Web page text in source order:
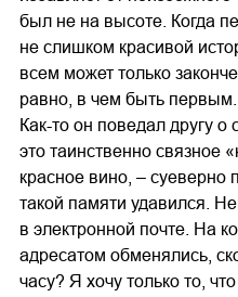
был не на высоте. Когда
не слишком красивой
всем может только
равно, в чем быть первым.
Как-то он поведал другу о
это таинственно связное
красное вино, – суеверно
такой памяти удавился.
в электронной почте. На
адресатом обменялись,
часу? Я хочу только то,